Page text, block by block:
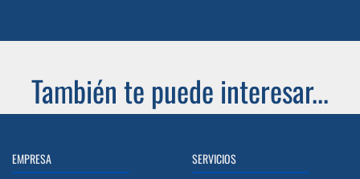
También te puede interesar...
EMPRESA
SERVICIOS